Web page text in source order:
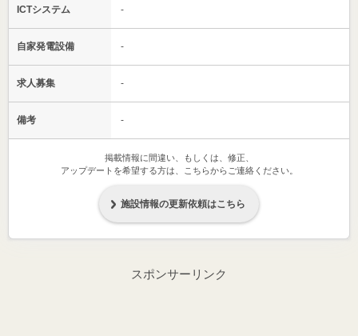
ICTシステム -
自家発電設備 -
求人募集 -
備考 -
掲載情報に間違い、もしくは、修正、
アップデートを希望する方は、こちらからご連絡ください。
施設情報の更新依頼はこちら
スポンサーリンク